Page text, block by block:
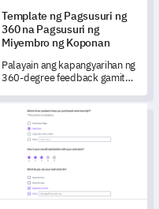
Template ng Pagsusuri ng
360 na Pagsusuri ng
Miyembro ng Koponan
Palayain ang kapangyarihan ng
360-degree feedback gamit
template na ito, na dinisenyo
upang tulungan kang
maunawaan at suriin ang mga
kakayahan, pagganap, at
dinamika ng iyong miyembro
ng koponan.
ng empleyado
Template ng 360 Degree